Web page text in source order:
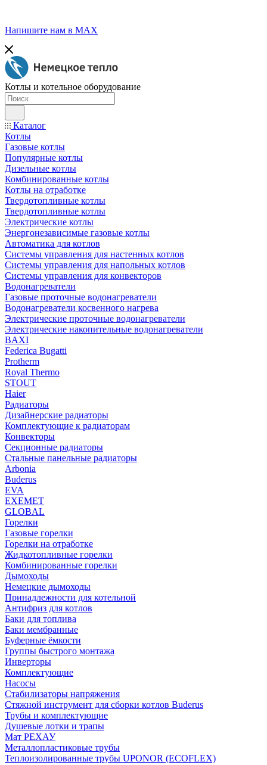
Напишите нам в МАХ
Котлы и котельное оборудование
Каталог
Котлы
Газовые котлы
Популярные котлы
Дизельные котлы
Комбинированные котлы
Котлы на отработке
Твердотопливные котлы
Твердотопливные котлы
Электрические котлы
Энергонезависимые газовые котлы
Автоматика для котлов
Системы управления для настенных котлов
Системы управления для напольных котлов
Системы управления для конвекторов
Водонагреватели
Газовые проточные водонагреватели
Водонагреватели косвенного нагрева
Электрические проточные водонагреватели
Электрические накопительные водонагреватели
BAXI
Federica Bugatti
Protherm
Royal Thermo
STOUT
Haier
Радиаторы
Дизайнерские радиаторы
Комплектующие к радиаторам
Конвекторы
Секционные радиаторы
Стальные панельные радиаторы
Arbonia
Buderus
EVA
EXEMET
GLOBAL
Горелки
Газовые горелки
Горелки на отработке
Жидкотопливные горелки
Комбинированные горелки
Дымоходы
Немецкие дымоходы
Принадлежности для котельной
Антифриз для котлов
Баки для топлива
Баки мембранные
Буферные ёмкости
Группы быстрого монтажа
Инверторы
Комплектующие
Насосы
Стабилизаторы напряжения
Стяжной инструмент для сборки котлов Buderus
Трубы и комплектующие
Душевые лотки и трапы
Мат РЕХАУ
Металлопластиковые трубы
Теплоизолированные трубы UPONOR (ECOFLEX)